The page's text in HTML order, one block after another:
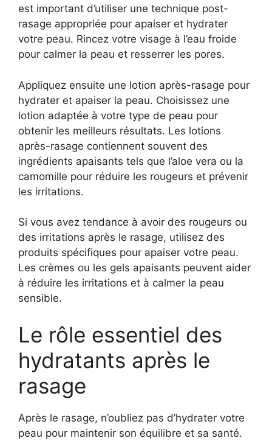
est important d’utiliser une technique post-
rasage appropriée pour apaiser et hydrater
votre peau. Rincez votre visage à l’eau froide
pour calmer la peau et resserrer les pores.
Appliquez ensuite une lotion après-rasage pour
hydrater et apaiser la peau. Choisissez une
lotion adaptée à votre type de peau pour
obtenir les meilleurs résultats. Les lotions
après-rasage contiennent souvent des
ingrédients apaisants tels que l’aloe vera ou la
camomille pour réduire les rougeurs et prévenir
les irritations.
Si vous avez tendance à avoir des rougeurs ou
des irritations après le rasage, utilisez des
produits spécifiques pour apaiser votre peau.
Les crèmes ou les gels apaisants peuvent aider
à réduire les irritations et à calmer la peau
sensible.
Le rôle essentiel des
hydratants après le
rasage
Après le rasage, n’oubliez pas d’hydrater votre
peau pour maintenir son équilibre et sa santé.